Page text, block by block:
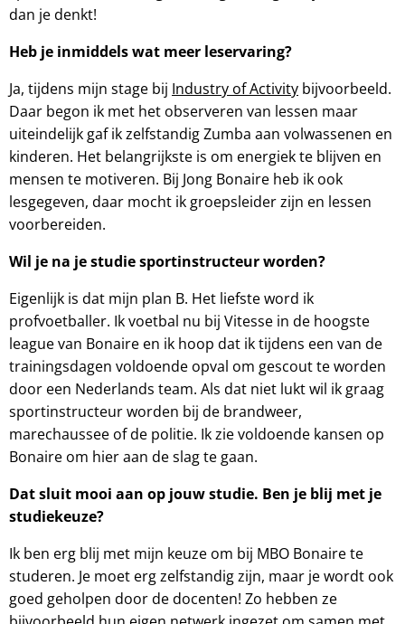
dan je denkt!
Heb je inmiddels wat meer leservaring?
Ja, tijdens mijn stage bij Industry of Activity bijvoorbeeld.
Daar begon ik met het observeren van lessen maar
uiteindelijk gaf ik zelfstandig Zumba aan volwassenen en
kinderen. Het belangrijkste is om energiek te blijven en
mensen te motiveren. Bij Jong Bonaire heb ik ook
lesgegeven, daar mocht ik groepsleider zijn en lessen
voorbereiden.
Wil je na je studie sportinstructeur worden?
Eigenlijk is dat mijn plan B. Het liefste word ik
profvoetballer. Ik voetbal nu bij Vitesse in de hoogste
league van Bonaire en ik hoop dat ik tijdens een van de
trainingsdagen voldoende opval om gescout te worden
door een Nederlands team. Als dat niet lukt wil ik graag
sportinstructeur worden bij de brandweer,
marechaussee of de politie. Ik zie voldoende kansen op
Bonaire om hier aan de slag te gaan.
Dat sluit mooi aan op jouw studie. Ben je blij met je
studiekeuze?
Ik ben erg blij met mijn keuze om bij MBO Bonaire te
studeren. Je moet erg zelfstandig zijn, maar je wordt ook
goed geholpen door de docenten! Zo hebben ze